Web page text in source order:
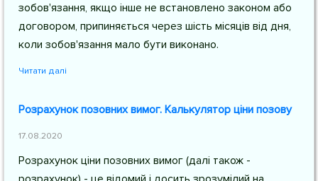
зобов'язання, якщо інше не встановлено законом або
договором, припиняється через шість місяців від дня,
коли зобов'язання мало бути виконано.
Читати далі
Розрахунок позовних вимог. Калькулятор ціни позову
17.08.2020
Розрахунок ціни позовних вимог (далі також -